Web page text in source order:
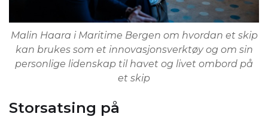
Malin Haara i Maritime Bergen om hvordan et skip
kan brukes som et innovasjonsverktøy og om sin
personlige lidenskap til havet og livet ombord på
et skip
Storsatsing på